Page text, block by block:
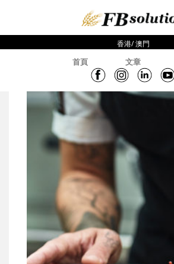
香港/ 澳門
首頁 文章